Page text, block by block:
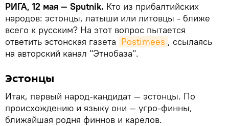
РИГА, 12 мая — Sputnik. Кто из прибалтийских
народов: эстонцы, латыши или литовцы - ближе
всего к русским? На этот вопрос пытается
ответить эстонская газета Postimees , ссылаясь
на авторский канал "Этнобаза".
Эстонцы
Итак, первый народ-кандидат — эстонцы. По
происхождению и языку они — угро-финны,
ближайшая родня финнов и карелов.